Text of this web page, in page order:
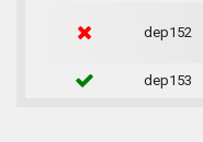
dep152
dep153